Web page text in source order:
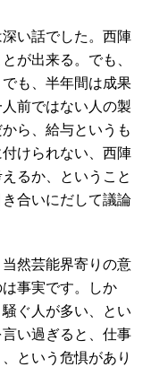
い話でした。西陣
が出来る。でも、
も、半年間は成果
前ではない人の製
ら、給与というも
けられない、西陣
るか、ということ
合いにだして議論
然芸能界寄りの意
事実です。しか
ぐ人が多い、とい
い過ぎると、仕事
という危惧があり